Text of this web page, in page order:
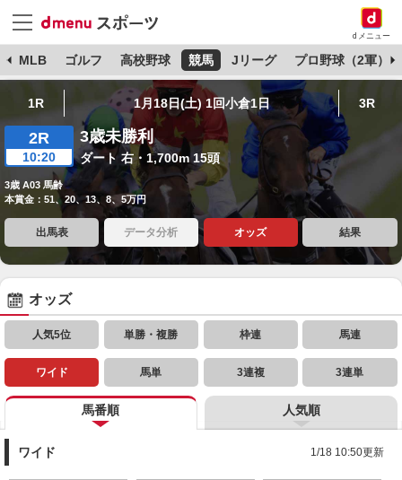
dメニュー
MLB ゴルフ 高校野球 競馬 Jリーグ プロ野球（2軍）
1R 1月18日(土) 1回小倉1日 3R
2R
10:20
3歳未勝利
ダート 右・1,700m 15頭
3歳 A03 馬齢
本賞金：51、20、13、8、5万円
出馬表 データ分析 オッズ 結果
オッズ
人気5位 単勝・複勝 枠連 馬連
ワイド 馬単 3連複 3連単
馬番順 人気順
ワイド 1/18 10:50更新